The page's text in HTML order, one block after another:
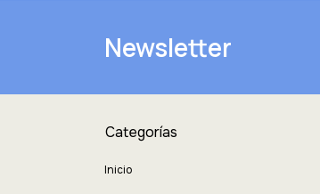
Newsletter
Categorías
Inicio